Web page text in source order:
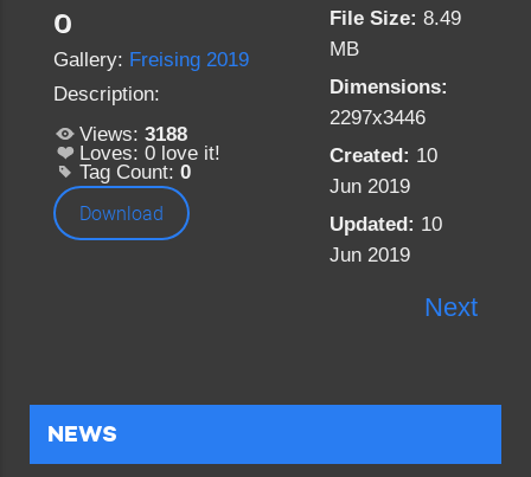
o
Gallery: Freising 2019
Description:
Views: 3188
Loves: 0 love it!
Tag Count: 0
Download
File Size: 8.49
MB
Dimensions:
2297x3446
Created: 10
Jun 2019
Updated: 10
Jun 2019
Next
NEWS